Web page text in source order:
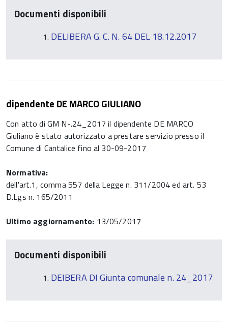
Documenti disponibili
DELIBERA G. C. N. 64 DEL 18.12.2017
dipendente DE MARCO GIULIANO
Con atto di GM N-.24_2017 il dipendente DE MARCO
Giuliano è stato autorizzato a prestare servizio presso il
Comune di Cantalice fino al 30-09-2017
Normativa:
dell'art.1, comma 557 della Legge n. 311/2004 ed art. 53
D.Lgs n. 165/2011
Ultimo aggiornamento: 13/05/2017
Documenti disponibili
DEIBERA DI Giunta comunale n. 24_2017